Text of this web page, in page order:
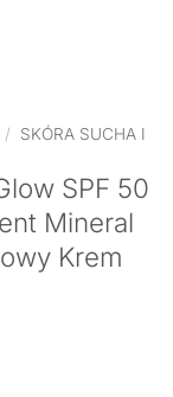
/
SKÓRA SUCHA I
SPF 50
Mineral
Krem